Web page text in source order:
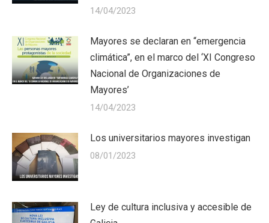
14/04/2023
Mayores se declaran en “emergencia
climática”, en el marco del ‘XI Congreso
Nacional de Organizaciones de
Mayores’
14/04/2023
Los universitarios mayores investigan
08/01/2023
Ley de cultura inclusiva y accesible de